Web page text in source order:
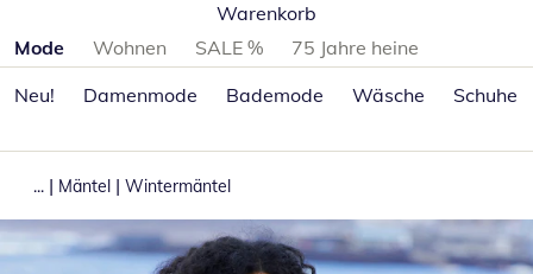
Warenkorb
Produktkategorien überspringen
Mode Wohnen SALE %
75 Jahre heine
Neu!
Damenmode Bademode Wäsche Schuhe
... | Mäntel | Wintermäntel